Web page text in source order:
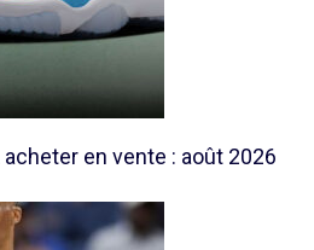
en vente : août 2026